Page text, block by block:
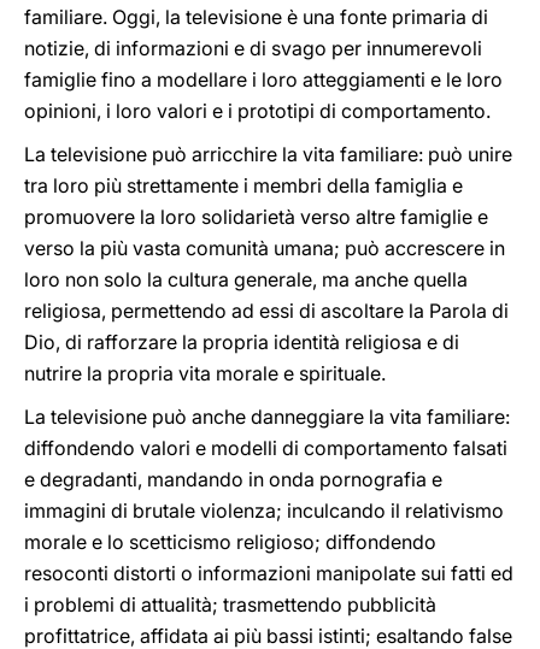
familiare. Oggi, la televisione è una fonte primaria di
notizie, di informazioni e di svago per innumerevoli
famiglie fino a modellare i loro atteggiamenti e le loro
opinioni, i loro valori e i prototipi di comportamento.
La televisione può arricchire la vita familiare: può unire
tra loro più strettamente i membri della famiglia e
promuovere la loro solidarietà verso altre famiglie e
verso la più vasta comunità umana; può accrescere in
loro non solo la cultura generale, ma anche quella
religiosa, permettendo ad essi di ascoltare la Parola di
Dio, di rafforzare la propria identità religiosa e di
nutrire la propria vita morale e spirituale.
La televisione può anche danneggiare la vita familiare:
diffondendo valori e modelli di comportamento falsati
e degradanti, mandando in onda pornografia e
immagini di brutale violenza; inculcando il relativismo
morale e lo scetticismo religioso; diffondendo
resoconti distorti o informazioni manipolate sui fatti ed
i problemi di attualità; trasmettendo pubblicità
profittatrice, affidata ai più bassi istinti; esaltando false